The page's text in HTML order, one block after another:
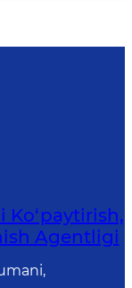
Ko‘paytirish,
Agentligi